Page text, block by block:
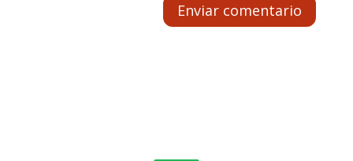
Enviar comentario